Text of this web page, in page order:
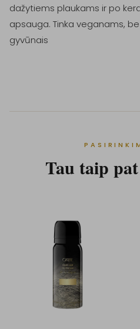
dažytiems plaukams ir po
apsauga. Tinka veganams,
gyvūnais
Tau taip pat